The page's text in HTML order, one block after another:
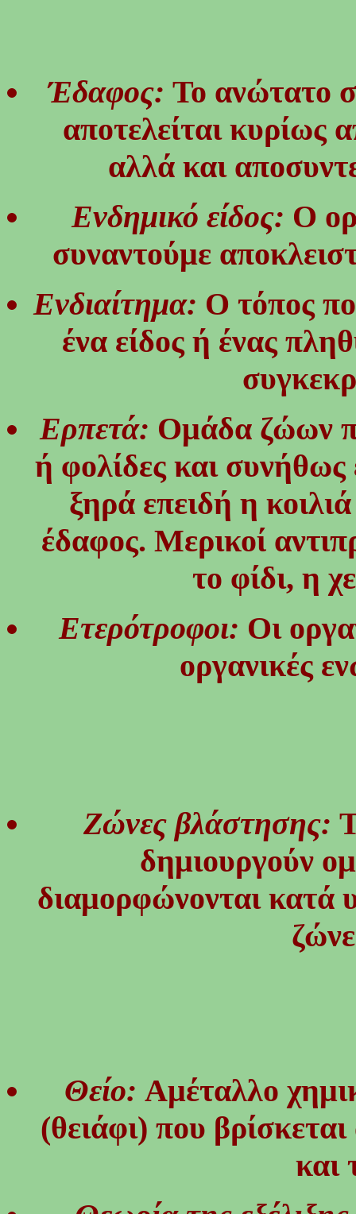
Έδαφος:Το ανώτατο
αποτελείται κυρίως
αλλά και
Ενδημικό είδος: Ο
συναντούμε
Ενδιαίτημα: Ο τόπος
ένα είδος ή ένας
Ερπετά: Ομάδα ζώων
ή φολίδες και συνήθως
ξηρά επειδή η
έδαφος. Μερικοί
το φίδι, η
Ετερότροφοι: Οι
οργανικές
Ζώνες βλάστησης:
δημιουργούν
διαμορφώνονται κατά
Θείο: Αμέταλλο
(θειάφι) που
και